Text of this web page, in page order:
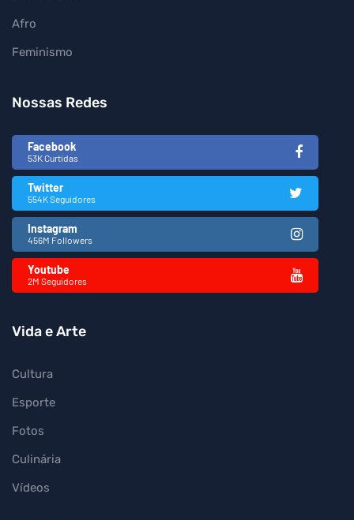
Afro
Feminismo
Nossas Redes
Facebook
53K Curtidas
Twitter
554K Seguidores
Instagram
456M Followers
Youtube
2M Seguidores
Vida e Arte
Cultura
Esporte
Fotos
Culinária
Vídeos